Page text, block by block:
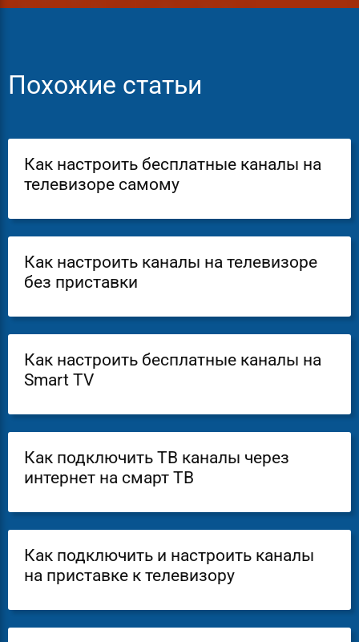
Похожие статьи
Как настроить бесплатные каналы на
телевизоре самому
Как настроить каналы на телевизоре
без приставки
Как настроить бесплатные каналы на
Smart TV
Как подключить ТВ каналы через
интернет на смарт ТВ
Как подключить и настроить каналы
на приставке к телевизору